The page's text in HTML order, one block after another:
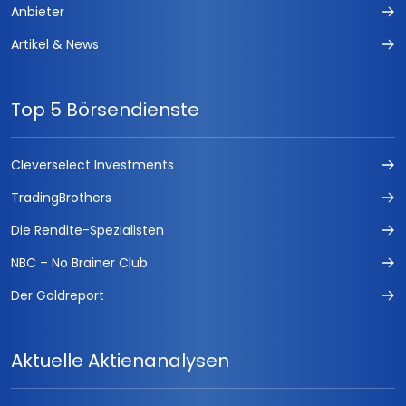
Anbieter
Artikel & News
Top 5 Börsendienste
Cleverselect Investments
TradingBrothers
Die Rendite-Spezialisten
NBC – No Brainer Club
Der Goldreport
Aktuelle Aktienanalysen